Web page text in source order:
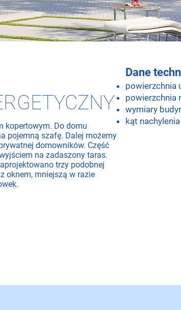
kopertowym. Do domu
pojemną szafę. Dalej możemy
domowników. Część
na zadaszony taras.
trzy podobnej
oknem, mniejszą w razie
Dane
powierzchnia
powierzchnia
wymiary
kąt